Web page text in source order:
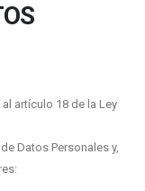
artículo 18 de la Ley
Datos Personales y,